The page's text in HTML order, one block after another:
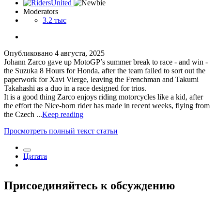
Moderators
3.2 тыс
Опубликовано 4 августа, 2025
Johann Zarco gave up MotoGP’s summer break to race - and win -
the Suzuka 8 Hours for Honda, after the team failed to sort out the
paperwork for Xavi Vierge, leaving the Frenchman and Takumi
Takahashi as a duo in a race designed for trios.
It is a good thing Zarco enjoys riding motorcycles like a kid, after
the effort the Nice-born rider has made in recent weeks, flying from
the Czech ...Keep reading
Просмотреть полный текст статьи
Цитата
Присоединяйтесь к обсуждению